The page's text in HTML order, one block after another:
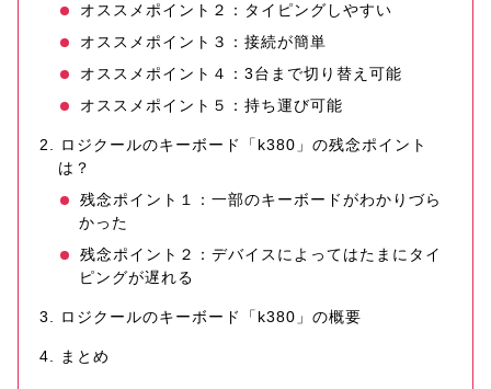
オススメポイント２：タイピングしやすい
オススメポイント３：接続が簡単
オススメポイント４：3台まで切り替え可能
オススメポイント５：持ち運び可能
ロジクールのキーボード「k380」の残念ポイント
は？
残念ポイント１：一部のキーボードがわかりづら
かった
残念ポイント２：デバイスによってはたまにタイ
ピングが遅れる
ロジクールのキーボード「k380」の概要
まとめ